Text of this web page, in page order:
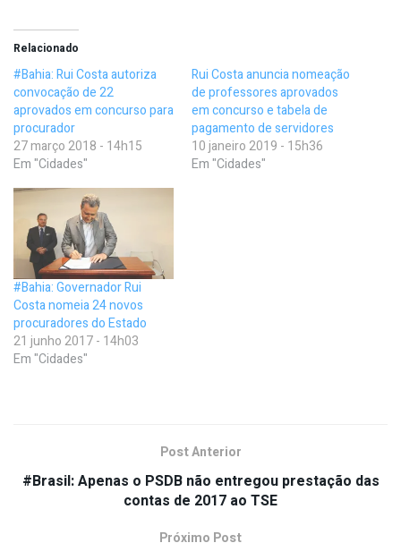
Relacionado
#Bahia: Rui Costa autoriza
convocação de 22
aprovados em concurso para
procurador
27 março 2018 - 14h15
Em "Cidades"
Rui Costa anuncia nomeação
de professores aprovados
em concurso e tabela de
pagamento de servidores
10 janeiro 2019 - 15h36
Em "Cidades"
#Bahia: Governador Rui
Costa nomeia 24 novos
procuradores do Estado
21 junho 2017 - 14h03
Em "Cidades"
Post Anterior
#Brasil: Apenas o PSDB não entregou prestação das
contas de 2017 ao TSE
Próximo Post